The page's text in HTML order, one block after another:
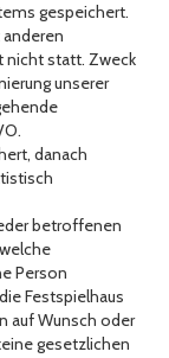
gespeichert.
nicht statt. Zweck
unserer
danach
betroffenen
Person
Festspielhaus
auf Wunsch oder
gesetzlichen